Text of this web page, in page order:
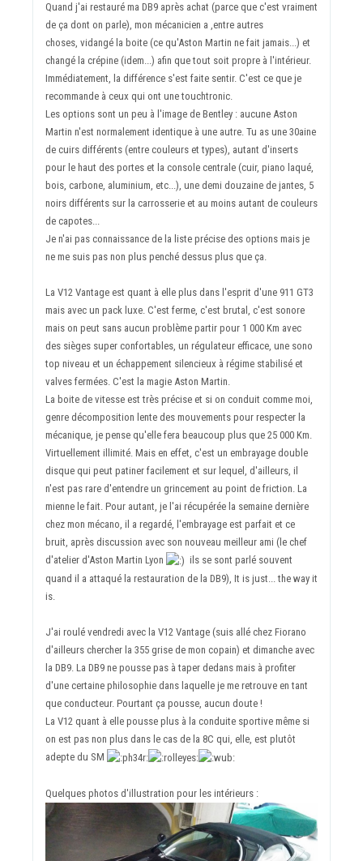
Quand j'ai restauré ma DB9 après achat (parce que c'est vraiment
de ça dont on parle), mon mécanicien a ,entre autres
choses, vidangé la boite (ce qu'Aston Martin ne fait jamais...) et
changé la crépine (idem...) afin que tout soit propre à l'intérieur.
Immédiatement, la différence s'est faite sentir. C'est ce que je
recommande à ceux qui ont une touchtronic.
Les options sont un peu à l'image de Bentley : aucune Aston
Martin n'est normalement identique à une autre. Tu as une 30aine
de cuirs différents (entre couleurs et types), autant d'inserts
pour le haut des portes et la console centrale (cuir, piano laqué,
bois, carbone, aluminium, etc...), une demi douzaine de jantes, 5
noirs différents sur la carrosserie et au moins autant de couleurs
de capotes...
Je n'ai pas connaissance de la liste précise des options mais je
ne me suis pas non plus penché dessus plus que ça.
La V12 Vantage est quant à elle plus dans l'esprit d'une 911 GT3
mais avec un pack luxe. C'est ferme, c'est brutal, c'est sonore
mais on peut sans aucun problème partir pour 1 000 Km avec
des sièges super confortables, un régulateur efficace, une sono
top niveau et un échappement silencieux à régime stabilisé et
valves fermées. C'est la magie Aston Martin.
La boite de vitesse est très précise et si on conduit comme moi,
genre décomposition lente des mouvements pour respecter la
mécanique, je pense qu'elle fera beaucoup plus que 25 000 Km.
Virtuellement illimité. Mais en effet, c'est un embrayage double
disque qui peut patiner facilement et sur lequel, d'ailleurs, il
n'est pas rare d'entendre un grincement au point de friction. La
mienne le fait. Pour autant, je l'ai récupérée la semaine dernière
chez mon mécano, il a regardé, l'embrayage est parfait et ce
bruit, après discussion avec son nouveau meilleur ami (le chef
d'atelier d'Aston Martin Lyon
ils se sont parlé souvent
quand il a attaqué la restauration de la DB9), It is just... the way it
is.
J'ai roulé vendredi avec la V12 Vantage (suis allé chez Fiorano
d'ailleurs chercher la 355 grise de mon copain) et dimanche avec
la DB9. La DB9 ne pousse pas à taper dedans mais à profiter
d'une certaine philosophie dans laquelle je me retrouve en tant
que conducteur. Pourtant ça pousse, aucun doute !
La V12 quant à elle pousse plus à la conduite sportive même si
on est pas non plus dans le cas de la 8C qui, elle, est plutôt
adepte du SM
Quelques photos d'illustration pour les intérieurs :